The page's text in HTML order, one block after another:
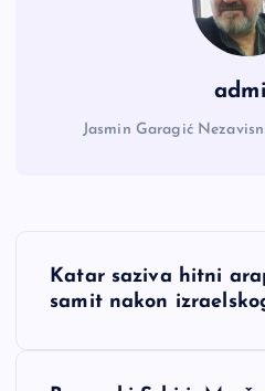
Jasmin Garagić
NKatar saziva hitni
samit nakon